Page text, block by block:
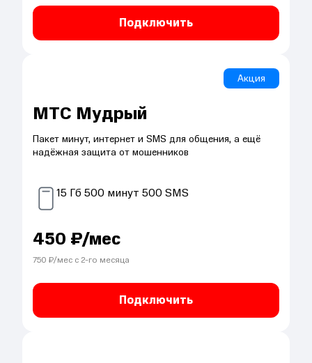
Подключить
Акция
МТС Мудрый
Пакет минут, интернет и SMS для общения, а ещё
надёжная защита от мошенников
15 Гб 500 минут 500SMS
450 ₽/мес
750 ₽/мес с 2-го месяца
Подключить